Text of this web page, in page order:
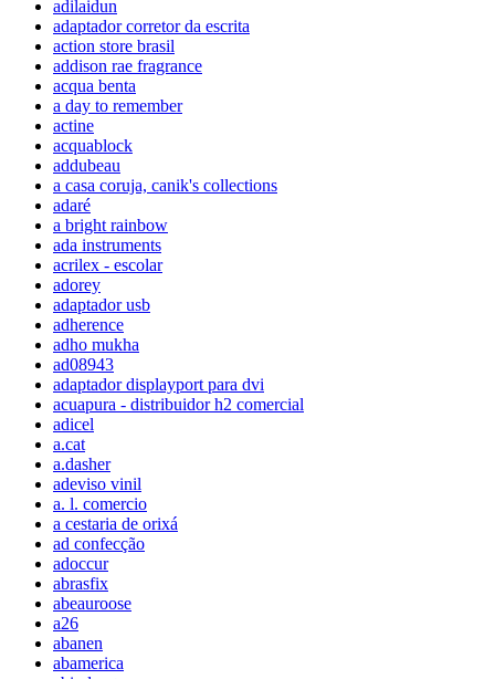
adilaidun
adaptador corretor da escrita
action store brasil
addison rae fragrance
acqua benta
a day to remember
actine
acquablock
addubeau
a casa coruja, canik's collections
adaré
a bright rainbow
ada instruments
acrilex - escolar
adorey
adaptador usb
adherence
adho mukha
ad08943
adaptador displayport para dvi
acuapura - distribuidor h2 comercial
adicel
a.cat
a.dasher
adeviso vinil
a. l. comercio
a cestaria de orixá
ad confecção
adoccur
abrasfix
abeauroose
a26
abanen
abamerica